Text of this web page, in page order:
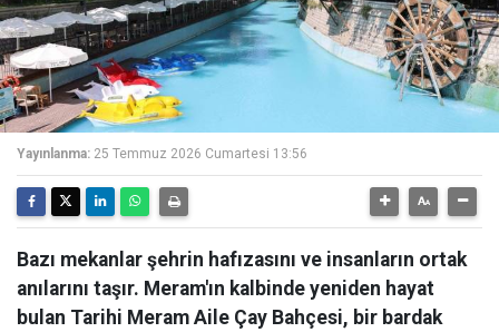
Yayınlanma: 25 Temmuz 2026 Cumartesi 13:56
Bazı mekanlar şehrin hafızasını ve insanların ortak
anılarını taşır. Meram'ın kalbinde yeniden hayat
bulan Tarihi Meram Aile Çay Bahçesi, bir bardak